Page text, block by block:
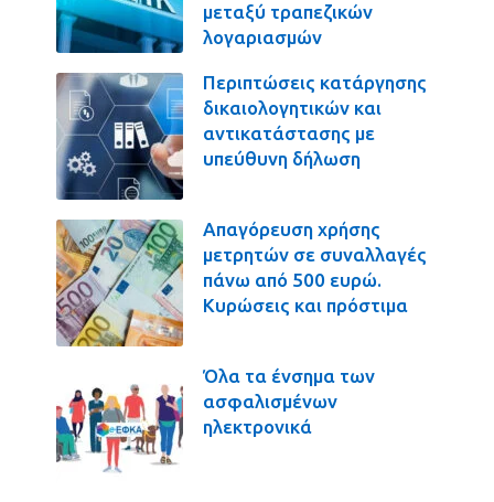
μεταξύ τραπεζικών
λογαριασμών
Περιπτώσεις κατάργησης
δικαιολογητικών και
αντικατάστασης με
υπεύθυνη δήλωση
Απαγόρευση χρήσης
μετρητών σε συναλλαγές
πάνω από 500 ευρώ.
Κυρώσεις και πρόστιμα
Όλα τα ένσημα των
ασφαλισμένων
ηλεκτρονικά